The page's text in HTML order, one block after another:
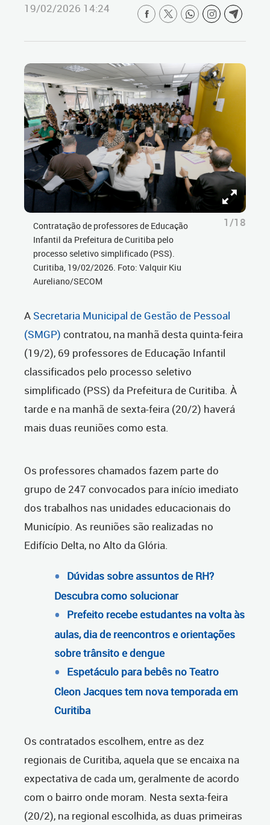
19/02/2026 14:24
Contratação de professores de Educação
Infantil da Prefeitura de Curitiba pelo
processo seletivo simplificado (PSS).
Curitiba, 19/02/2026. Foto: Valquir Kiu
Aureliano/SECOM
1/18
A Secretaria Municipal de Gestão de Pessoal
(SMGP) contratou, na manhã desta quinta-feira
(19/2), 69 professores de Educação Infantil
classificados pelo processo seletivo
simplificado (PSS) da Prefeitura de Curitiba. À
tarde e na manhã de sexta-feira (20/2) haverá
mais duas reuniões como esta.
Os professores chamados fazem parte do
grupo de 247 convocados para início imediato
dos trabalhos nas unidades educacionais do
Município. As reuniões são realizadas no
Edifício Delta, no Alto da Glória.
Dúvidas sobre assuntos de RH?
Descubra como solucionar
Prefeito recebe estudantes na volta às
aulas, dia de reencontros e orientações
sobre trânsito e dengue
Espetáculo para bebês no Teatro
Cleon Jacques tem nova temporada em
Curitiba
Os contratados escolhem, entre as dez
regionais de Curitiba, aquela que se encaixa na
expectativa de cada um, geralmente de acordo
com o bairro onde moram. Nesta sexta-feira
(20/2), na regional escolhida, as duas primeiras